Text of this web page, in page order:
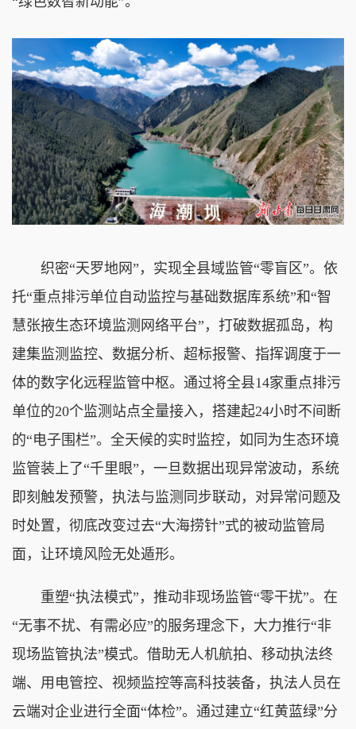
织密“天罗地网”，实现全县域监管“零盲区”。依
托“重点排污单位自动监控与基础数据库系统”和“智
慧张掖生态环境监测网络平台”，打破数据孤岛，构
建集监测监控、数据分析、超标报警、指挥调度于一
体的数字化远程监管中枢。通过将全县14家重点排污
单位的20个监测站点全量接入，搭建起24小时不间断
的“电子围栏”。全天候的实时监控，如同为生态环境
监管装上了“千里眼”，一旦数据出现异常波动，系统
即刻触发预警，执法与监测同步联动，对异常问题及
时处置，彻底改变过去“大海捞针”式的被动监管局
面，让环境风险无处遁形。
重塑“执法模式”，推动非现场监管“零干扰”。在
“无事不扰、有需必应”的服务理念下，大力推行“非
现场监管执法”模式。借助无人机航拍、移动执法终
端、用电管控、视频监控等高科技装备，执法人员在
云端对企业进行全面“体检”。通过建立“红黄蓝绿”分